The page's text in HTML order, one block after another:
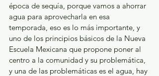
época de sequía, porque vamos a ahorrar
agua para aprovecharla en esa
temporada, eso es lo más importante, y
uno de los principios básicos de la Nueva
Escuela Mexicana que propone poner al
centro a la comunidad y su problemática,
y una de las problemáticas es el agua, hay